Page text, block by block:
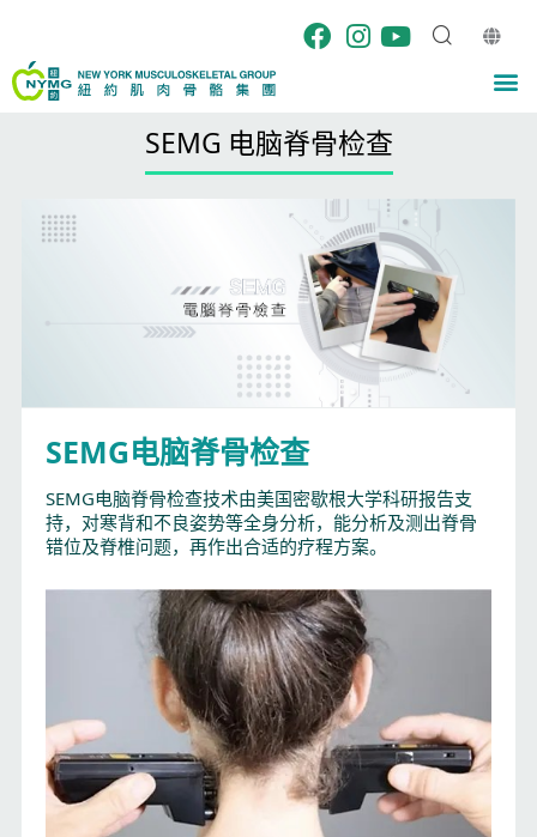
容
SEMG 电脑脊骨检查
SEMG电脑脊骨检查
SEMG电脑脊骨检查技术由美国密歇根大学科研报告支
持，对寒背和不良姿势等全身分析，能分析及测出脊骨
错位及脊椎问题，再作出合适的疗程方案。